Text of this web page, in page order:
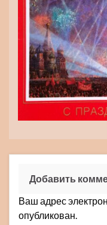
Добавить
Ваш адрес
опубликован.